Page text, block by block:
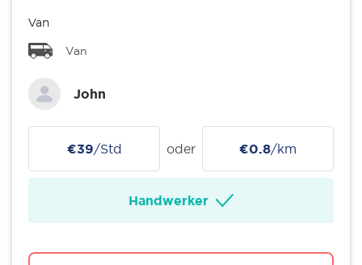
Van
Van
John
€39/Std oder €0.8/km
Handwerker